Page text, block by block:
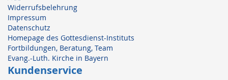
Widerrufsbelehrung
Impressum
Datenschutz
Homepage des Gottesdienst-Instituts
Fortbildungen, Beratung, Team
Evang.-Luth. Kirche in Bayern
Kundenservice